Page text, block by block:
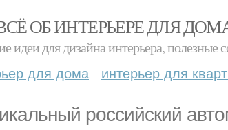
ОБ ИНТЕРЬЕРЕ ДЛЯ
идеи для дизайна интерьера, полезные
для дома интерьер для
российский